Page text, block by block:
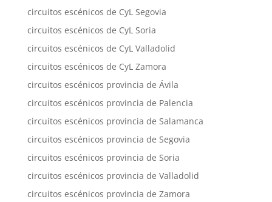
circuitos escénicos de CyL Segovia
circuitos escénicos de CyL Soria
circuitos escénicos de CyL Valladolid
circuitos escénicos de CyL Zamora
circuitos escénicos provincia de Ávila
circuitos escénicos provincia de Palencia
circuitos escénicos provincia de Salamanca
circuitos escénicos provincia de Segovia
circuitos escénicos provincia de Soria
circuitos escénicos provincia de Valladolid
circuitos escénicos provincia de Zamora